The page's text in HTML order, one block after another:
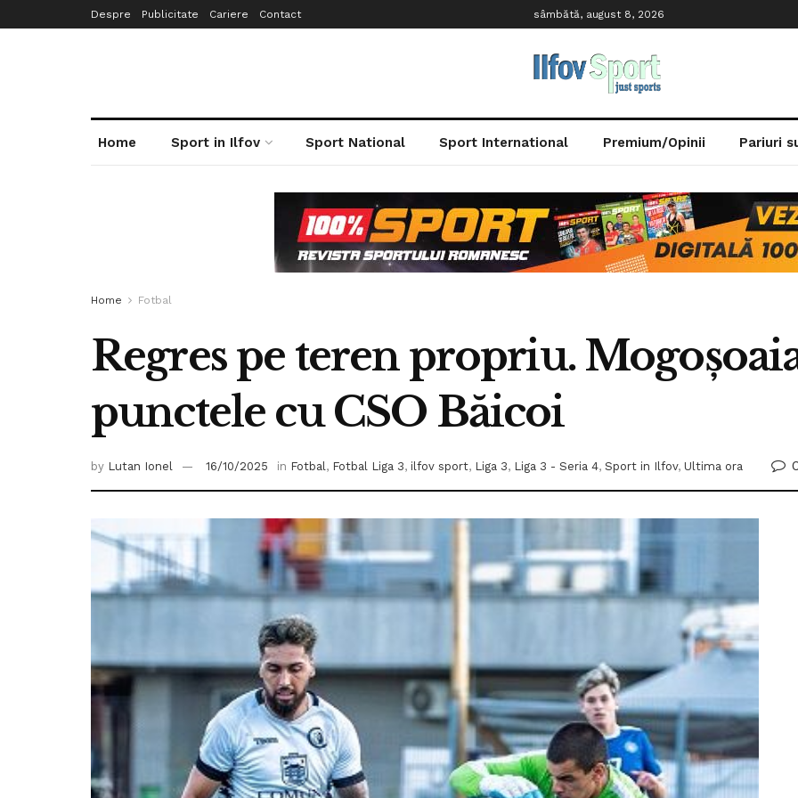
Despre Publicitate Cariere Contact sâmbătă, august 8, 2026
Home Sport in Ilfov Sport National Sport International Premium/Opinii Pariuri
Home Fotbal
Regres pe teren propriu.
punctele cu CSO Băicoi
by Lutan Ionel 16/10/2025 in Fotbal, Fotbal Liga 3, ilfov sport, Liga 3, Liga 3 - Seria 4, Sport in Ilfov, Ultima ora